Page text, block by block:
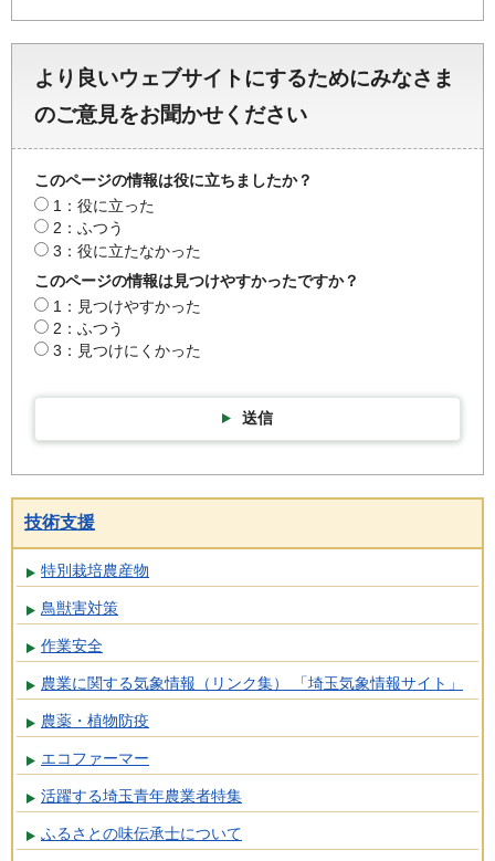
より良いウェブサイトにするためにみなさま
のご意見をお聞かせください
このページの情報は役に立ちましたか？
1：役に立った
2：ふつう
3：役に立たなかった
このページの情報は見つけやすかったですか？
1：見つけやすかった
2：ふつう
3：見つけにくかった
送信
技術支援
特別栽培農産物
鳥獣害対策
作業安全
農業に関する気象情報（リンク集） 「埼玉気象情報サイト」
農薬・植物防疫
エコファーマー
活躍する埼玉青年農業者特集
ふるさとの味伝承士について